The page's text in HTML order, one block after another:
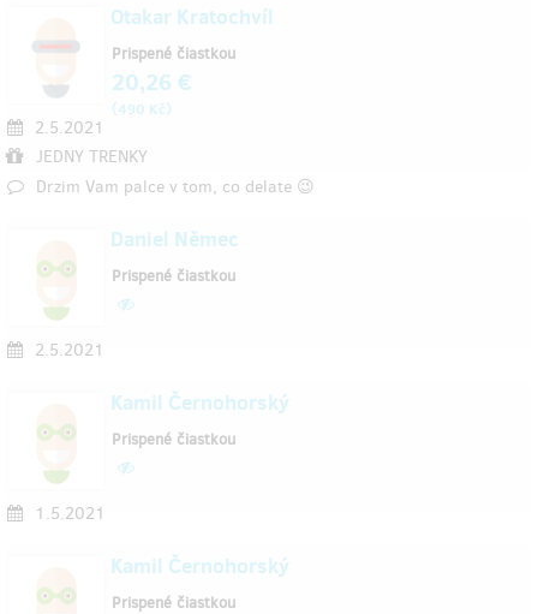
Otakar Kratochvíl
2.5.2021
JEDNY TRENKY
Drzim Vam palce v tom, co delate 😉
Prispené čiastkou
20,26 €
(490 Kč)
Daniel Němec
2.5.2021
Prispené čiastkou
Kamil Černohorský
1.5.2021
Prispené čiastkou
Kamil Černohorský
Prispené čiastkou